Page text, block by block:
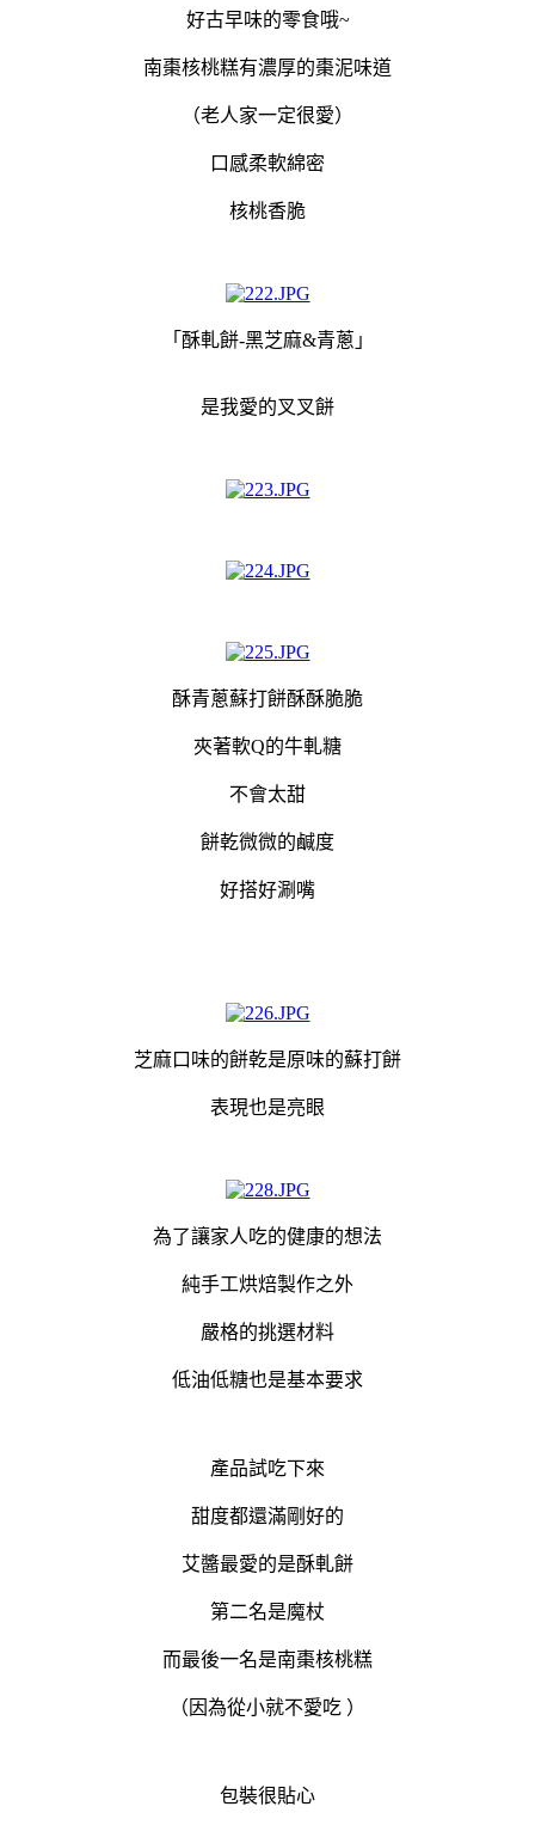
好古早味的零食哦~
南棗核桃糕有濃厚的棗泥味道
（老人家一定很愛）
口感柔軟綿密
核桃香脆
「酥軋餅-黑芝麻&青蔥」
是我愛的叉叉餅
酥青蔥蘇打餅酥酥脆脆
夾著軟Q的牛軋糖
不會太甜
餅乾微微的鹹度
好搭好涮嘴
芝麻口味的餅乾是原味的蘇打餅
表現也是亮眼
為了讓家人吃的健康的想法
純手工烘焙製作之外
嚴格的挑選材料
低油低糖也是基本要求
產品試吃下來
甜度都還滿剛好的
艾醬最愛的是酥軋餅
第二名是魔杖
而最後一名是南棗核桃糕
（因為從小就不愛吃 ）
包裝很貼心